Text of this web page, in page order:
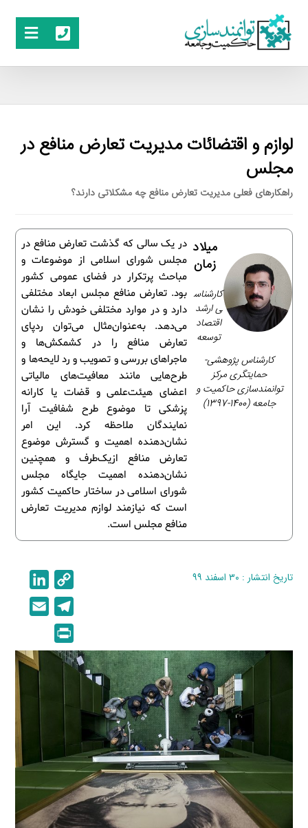
لوازم و اقتضائات مدیریت تعارض منافع در
مجلس
راهکارهای فعلی مدیریت تعارض منافع چه مشکلاتی دارند؟
در یک سالی که گذشت تعارض منافع در
مجلس شورای اسلامی از موضوعات و
مباحث پرتکرار در فضای عمومی کشور
بود. تعارض منافع مجلس ابعاد مختلفی
دارد و در موارد مختلفی خودش را نشان
می‌دهد. به‌عنوان‌مثال می‌توان ردپای
تعارض منافع را در کشمکش‌ها و
ماجراهای بررسی و تصویب و رد لایحه‌ها و
طرح‌هایی مانند معافیت‌های مالیاتی
اعضای هیئت‌علمی و قضات یا کارانه
پزشکی تا موضوع طرح شفافیت آرا
نمایندگان ملاحظه کرد. این امر
نشان‌دهنده اهمیت و گسترش موضوع
تعارض منافع ازیک‌طرف و همچنین
نشان‌دهنده اهمیت جایگاه مجلس
شورای اسلامی در ساختار حاکمیت کشور
است که نیازمند لوازم مدیریت تعارض
منافع مجلس است.
میلاد
زمان
کارشناس
ی ارشد
اقتصاد
توسعه
کارشناس پژوهشی-
حمایتگری مرکز
توانمندسازی حاکمیت و
جامعه (1400-1397)
تاریخ انتشار : ۳۰ اسفند ۹۹
o
p
y
L
i
n
e
e
l
i
r